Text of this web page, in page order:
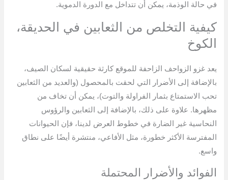
في حالة الوذمة، يمكن أن تتداخل مع الدورة الدموية.
كيفية التخلص من الثعابين في الحديقة،
الكوخ
يعد غزو الزواحف الزاحفة للموقع كارثة حقيقية لسكان الصيف،
بالإضافة إلى الأضرار التي لحقت بالمحصول (والعديد من الثعابين
تحب الاستمتاع بثمار الفراولة والتوت)، يمكن أن تخاف من
مظهرها. علاوة على ذلك، بالإضافة إلى الثعابين والرؤوس
النحاسية غير الضارة في خطوط العرض لدينا، فإن الحيوانات
المفترسة الأكثر خطورة، مثل الأفاعي، منتشرة أيضًا على نطاق
واسع.
الفوائد والأضرار المحتملة